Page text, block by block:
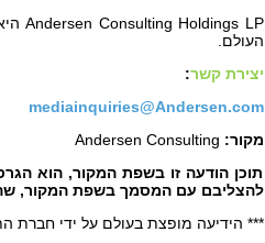
Andersen Consulting Holdings LP
העולם.
יצירת קשר:
mediainquiries@Andersen.com
מקור: Andersen Consulting
תוכן הודעה זו בשפת המקור, הוא
להצליבם עם המסמך בשפת המקור,
*** הידיעה מופצת בעולם על ידי חברת